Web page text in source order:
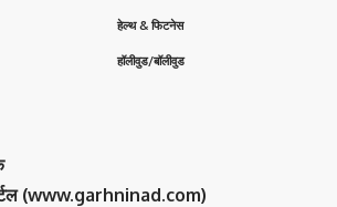
हेल्थ & फिटनेस
हॉलीवुड/बॉलीवुड
(www.garhninad.com)